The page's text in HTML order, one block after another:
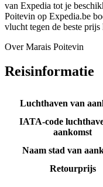
van Expedia tot je
Poitevin op Expedia.be
vlucht tegen de beste prijs
Over Marais Poitevin
Reisinformatie
Luchthaven van
IATA-code
aankomst
Naam stad van
Retourprijs